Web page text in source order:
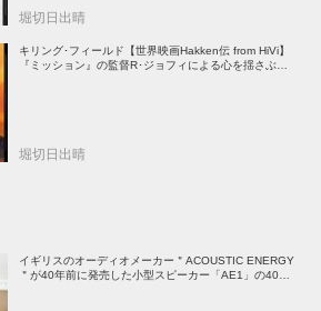
堀切日出晴
キリング･フィールド【世界映画Hakken伝 from HiVi】
『ミッション』の監督R･ジョフィによる心を揺さぶる
堀切日出晴
イギリスのオーディオメーカー＂ACOUSTIC ENERGY
＂が40年前に発売した小型スピーカー「AE1」の40周